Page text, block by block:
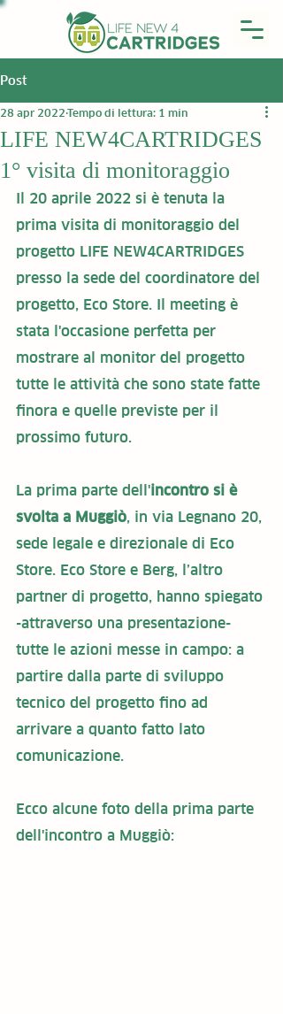
Post
LIFE NEW4CARTRIDGES
1° visita di monitoraggio
28 apr 2022 Tempo di lettura: 1 min
Il 20 aprile 2022 si è tenuta la
prima visita di monitoraggio del
progetto LIFE NEW4CARTRIDGES
presso la sede del coordinatore del
progetto, Eco Store. Il meeting è
stata l'occasione perfetta per
mostrare al monitor del progetto
tutte le attività che sono state fatte
finora e quelle previste per il
prossimo futuro.
La prima parte dell'incontro si è
svolta a Muggiò, in via Legnano 20,
sede legale e direzionale di Eco
Store. Eco Store e Berg, l’altro
partner di progetto, hanno spiegato
-attraverso una presentazione-
tutte le azioni messe in campo: a
partire dalla parte di sviluppo
tecnico del progetto fino ad
arrivare a quanto fatto lato
comunicazione.
Ecco alcune foto della prima parte
dell'incontro a Muggiò: